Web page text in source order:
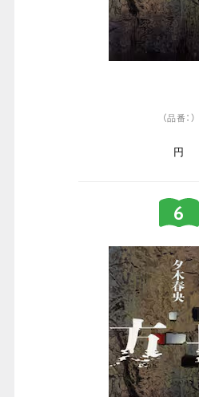
（品番：）
円